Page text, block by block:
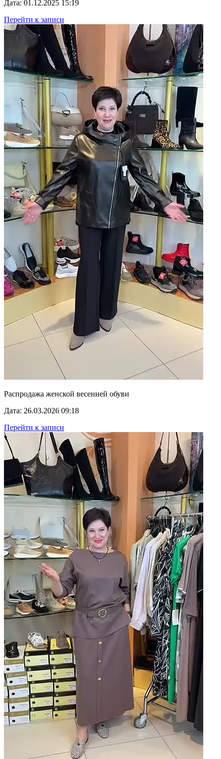
Дата: 01.12.2025 15:19
Перейти к записи
Распродажа женской весенней обуви
Дата: 26.03.2026 09:18
Перейти к записи